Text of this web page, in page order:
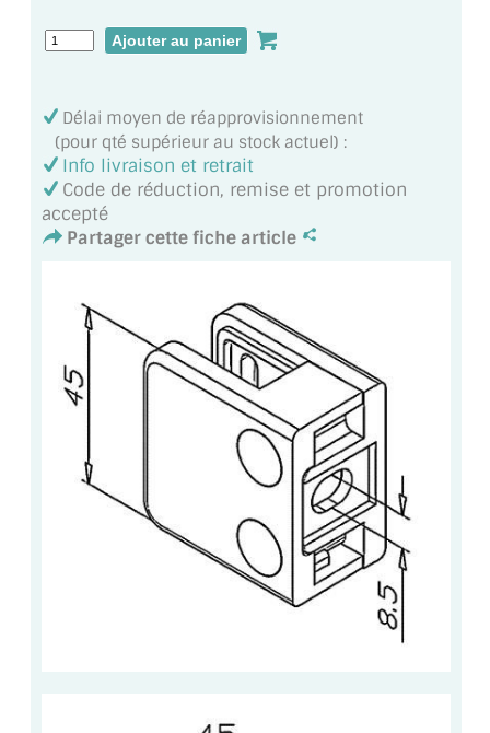
VERRE ANTI-REFLET
VERRE LAQUÉ/CRÉDENCE
VERRE FEUILLETÉ/TREMPÉ
PORTE EN VERRE
GARDE CORPS EN VERRE
VERRIÈRE TYPE ATELIER
VERRES TEXTURÉS
PLEXIGLAS PMMA
DOUBLE VITRAGE
ACCESSOIRES & QUINCAILLERIE
Délai moyen de réapprovisionnement
(pour qté supérieur au stock actuel) :
Info livraison et retrait
Code de réduction, remise et promotion
accepté
Partager cette fiche article